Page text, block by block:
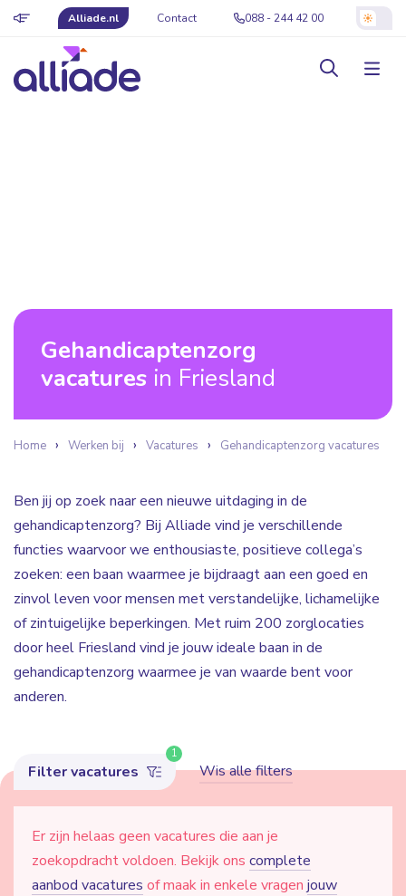
Alliade.nl Contact 088 - 244 42 00
Gehandicaptenzorg
vacatures in Friesland
Home Werken bij Vacatures Gehandicaptenzorg vacatures
Ben jij op zoek naar een nieuwe uitdaging in de
gehandicaptenzorg? Bij Alliade vind je verschillende
functies waarvoor we enthousiaste, positieve collega’s
zoeken: een baan waarmee je bijdraagt aan een goed en
zinvol leven voor mensen met verstandelijke, lichamelijke
of zintuigelijke beperkingen. Met ruim 200 zorglocaties
door heel Friesland vind je jouw ideale baan in de
gehandicaptenzorg waarmee je van waarde bent voor
anderen.
Filter vacatures
1
Wis alle filters
Er zijn helaas geen vacatures die aan je
zoekopdracht voldoen. Bekijk ons complete
aanbod vacatures of maak in enkele vragen jouw